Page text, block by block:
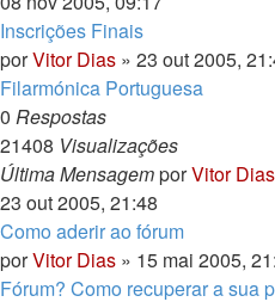
Inscrições Finais
porVitor Dias » 23 out 2005,
Filarmónica Portuguesa
0 Respostas
21408 Visualizações
Última MensagemporVitor Dias
23 out 2005, 21:48
Como aderir ao fórum
porVitor Dias » 15 mai 2005,
Fórum? Como recuperar a sua